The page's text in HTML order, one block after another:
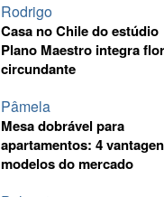
Rodrigo
Casa no Chile do estúdio
Plano Maestro integra
circundante
Pâmela
Mesa dobrável para
apartamentos: 4
modelos do mercado